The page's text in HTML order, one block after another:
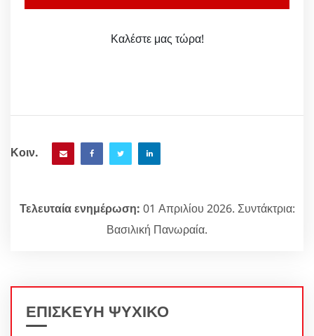
Καλέστε μας τώρα!
Κοιν.
Τελευταία ενημέρωση: 01 Απριλίου 2026. Συντάκτρια:
Βασιλική Πανωραία.
ΕΠΙΣΚΕΥΗ ΨΥΧΙΚΟ